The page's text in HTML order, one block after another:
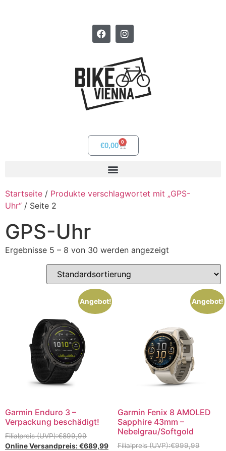
€0,00 0
Startseite / Produkte verschlagwortet mit „GPS-
Uhr“ / Seite 2
GPS-Uhr
Ergebnisse 5 – 8 von 30 werden angezeigt
Angebot!
Garmin Enduro 3 –
Verpackung beschädigt!
€899,99
€689,99
Angebot!
Garmin Fenix 8 AMOLED
Sapphire 43mm –
Nebelgrau/Softgold
€999,99